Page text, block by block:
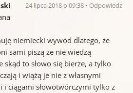
24 lipca 2018 o 09:38 Odpowiedz
niemiecki wywód dlatego, że
sami piszą że nie wiedzą
skąd to słowo się bierze, a tylko
i wiążą je nie z własnymi
i ciągami słowotwórczymi tylko z